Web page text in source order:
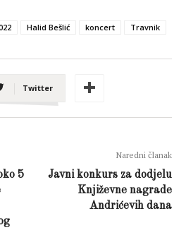
Halid Bešlić koncert Travnik
Twitter
5
Naredni članak
Javni konkurs za dodjelu
Književne nagrade
Andrićevih dana